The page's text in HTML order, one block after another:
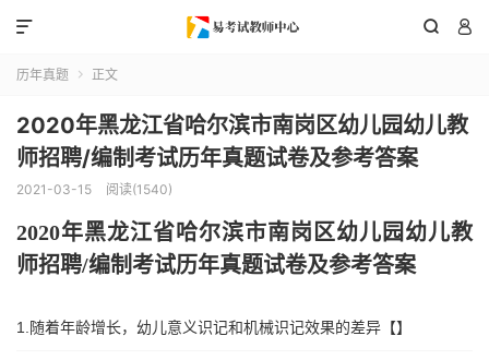
 

历年真题  正文
2020年黑龙江省哈尔滨市南岗区幼儿园幼儿教
师招聘/编制考试历年真题试卷及参考答案
2021-03-15 阅读(1540)
2020年黑龙江省哈尔滨市南岗区幼儿园幼儿教
师招聘/编制考试历年真题试卷及参考答案
1.随着年龄增长，幼儿意义识记和机械识记效果的差异【】